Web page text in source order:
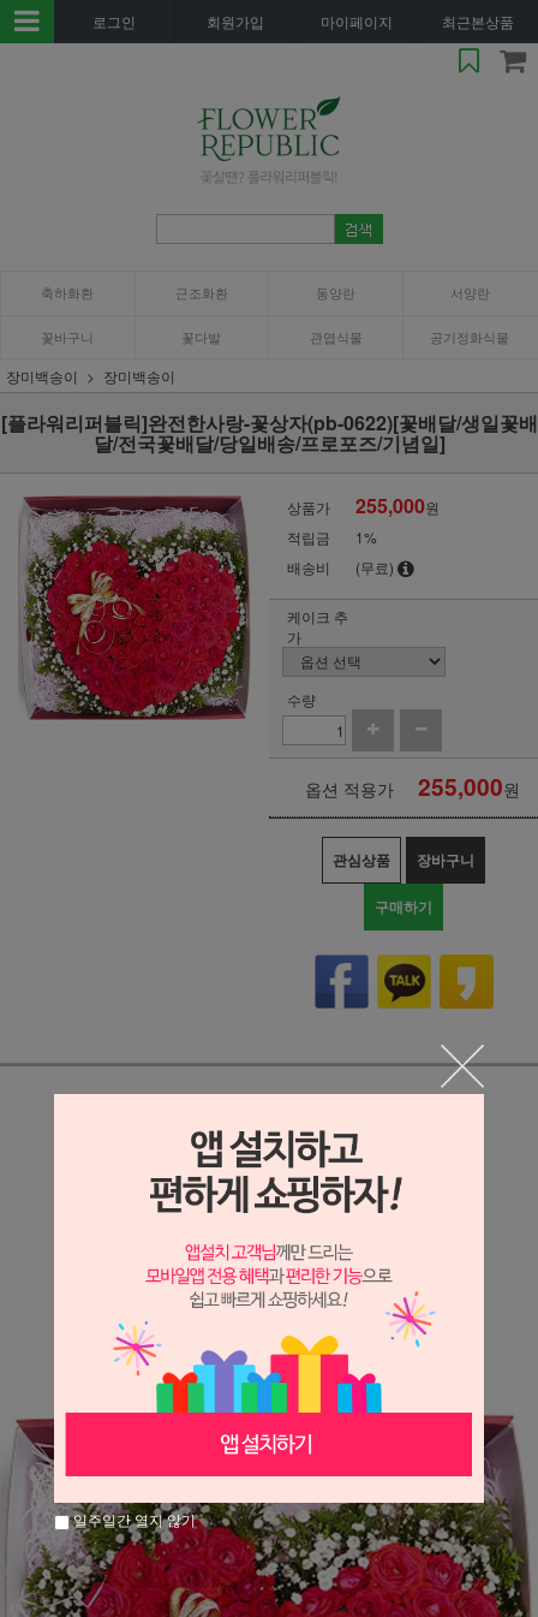
로그인 회원가입 마이페이지 최근본상품
축하화환 근조화환 동양란 서양란
꽃바구니 꽃다발 관엽식물 공기정화식물
장미백송이 장미백송이
[플라워리퍼블릭]완전한사랑-꽃상자(pb-0622)[꽃배달/생일꽃배
달/전국꽃배달/당일배송/프로포즈/기념일]
상품가 255,000원
적립금
1%
배송비
(무료)
케이크 추
가
수량
옵션 적용가 255,000원
관심상품 장바구니
구매하기
상세정보 새창 열기
상세 정보를 확대해 보실 수 있습니다.
※ 필독해주세요 ※
는 시세 변동에 따라 가격이 달라질 수 있으니
문의 후 주문 바랍니다.
일주일간 열지 않기